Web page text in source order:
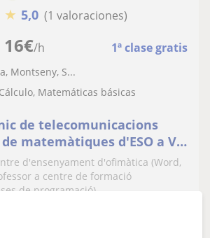
16€/h 1ª clase gratis
★ 5,0 (1 valoraciones)
Montseny, S...
Matemáticas básicas
de telecomunicacions
matemàtiques d'ESO a Vic
d'ensenyament d'ofimàtica (Word,
a centre de formació
de programació)...